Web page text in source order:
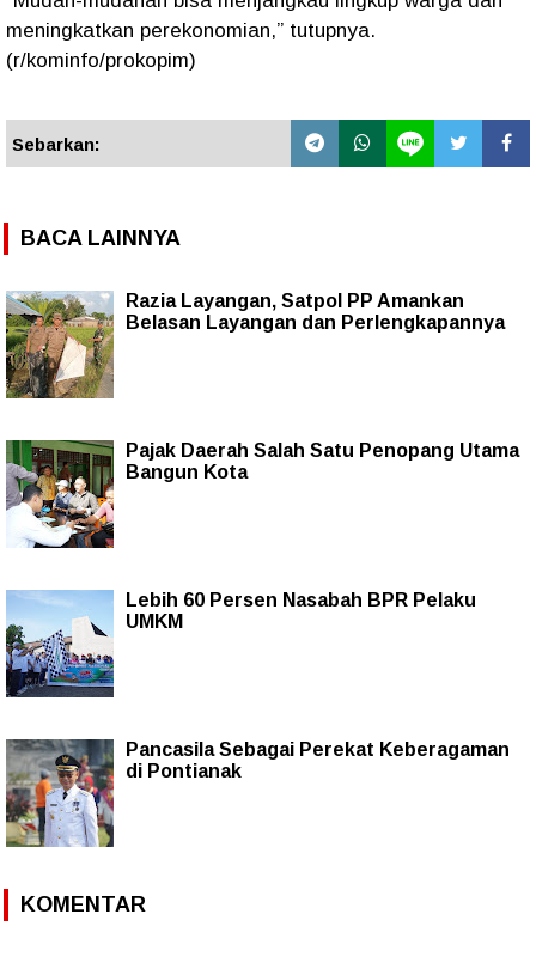
meningkatkan perekonomian,” tutupnya.
(r/kominfo/prokopim)
Sebarkan:
BACA LAINNYA
Razia Layangan, Satpol PP Amankan
Belasan Layangan dan Perlengkapannya
Pajak Daerah Salah Satu Penopang Utama
Bangun Kota
Lebih 60 Persen Nasabah BPR Pelaku
UMKM
Pancasila Sebagai Perekat Keberagaman
di Pontianak
KOMENTAR